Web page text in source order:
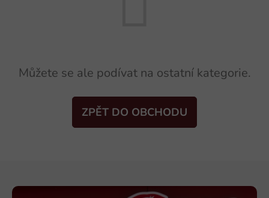
Můžete se ale podívat na ostatní kategorie.
ZPĚT DO OBCHODU